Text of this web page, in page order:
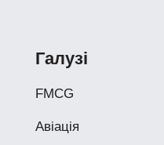
Галузі
FMCG
Авіація